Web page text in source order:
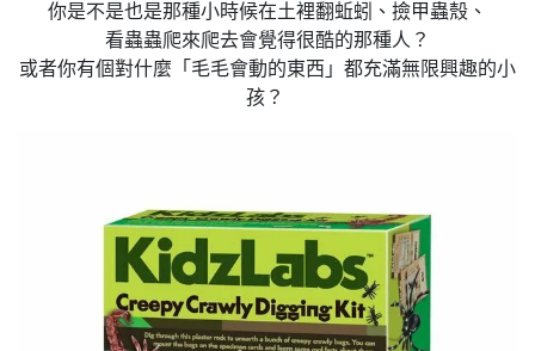
你是不是也是那種小時候在土裡翻蚯蚓、撿甲蟲殼、
看蟲蟲爬來爬去會覺得很酷的那種人？
或者你有個對什麼「毛毛會動的東西」都充滿無限興趣的小
孩？